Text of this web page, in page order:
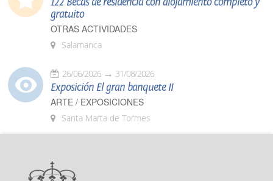
gratuito
OTRAS ACTIVIDADES
Salamanca
26/06/2026 31/08/2026
Exposición El gran banquete II
ARTE / EXPOSICIONES
Santa Marta de Tormes